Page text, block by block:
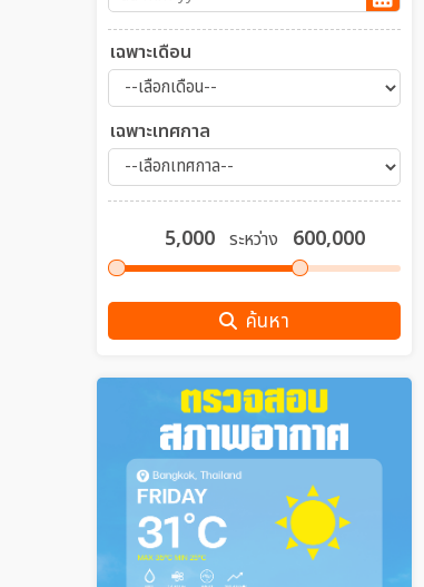
เฉพาะเดือน
เฉพาะเทศกาล
ระหว่าง
ค้นหา